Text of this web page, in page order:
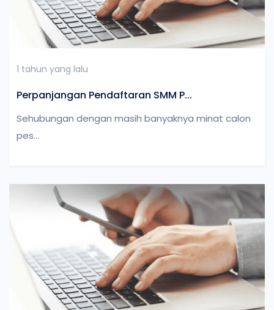
1 tahun yang lalu
Perpanjangan Pendaftaran SMM P...
Sehubungan dengan masih banyaknya minat calon
pes...